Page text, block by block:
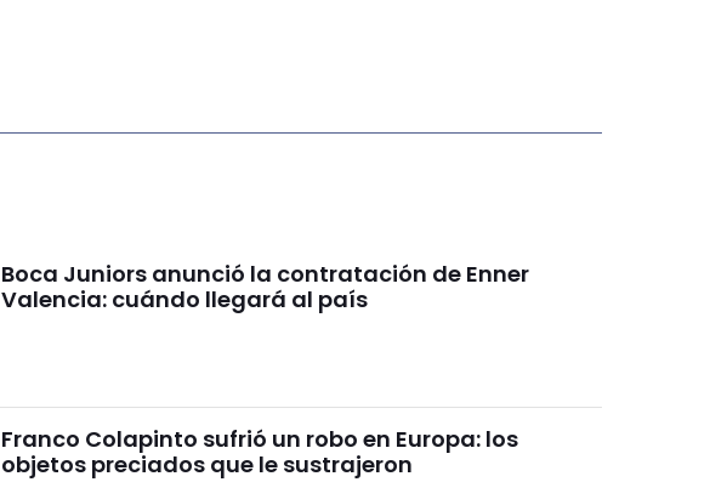
Boca Juniors anunció la contratación de Enner
Valencia: cuándo llegará al país
Franco Colapinto sufrió un robo en Europa: los
objetos preciados que le sustrajeron